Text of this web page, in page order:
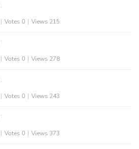
| Votes 0 | Views 215
| Votes 0 | Views 278
| Votes 0 | Views 243
| Votes 0 | Views 373